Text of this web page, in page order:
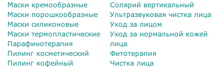
Маски кремообразные
Маски порошкообразные
Маски силиконовые
Маски термопластические
Парафинотерапия
Пилинг косметический
Пилинг кофейный
Солярий вертикальный
Ультразвуковая чистка лица
Уход за лицом
Уход за нормальной кожей
лица
Фитотерапия
Чистка лица